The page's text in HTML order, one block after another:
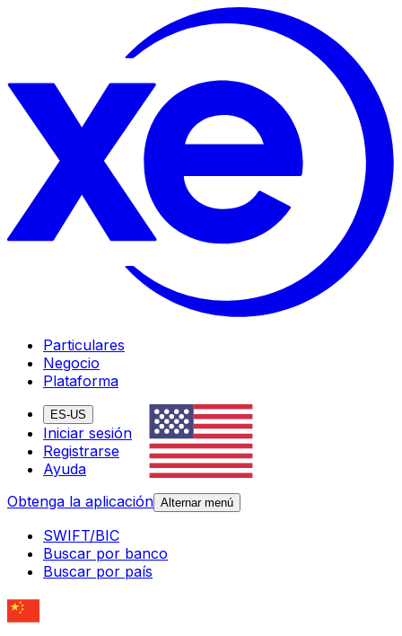
Particulares
Negocio
Plataforma
ES-US
Iniciar sesión
Registrarse
Ayuda
Obtenga la aplicación Alternar menú
SWIFT/BIC
Buscar por banco
Buscar por país